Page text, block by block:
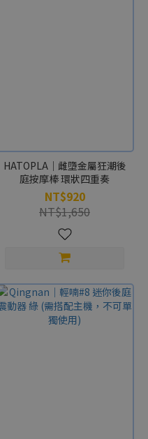
HATOPLA｜雌墮金屬狂潮後
庭按摩棒 環狀四重奏
NT$920
NT$1,650